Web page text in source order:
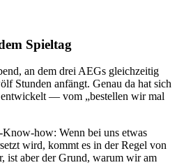
Spieltag
an dem drei AEGs gleichzeitig
Stunden anfängt. Genau da hat sich
— vom „bestellen wir mal
how: Wenn bei uns etwas
wird, kommt es in der Regel von
ist aber der Grund, warum wir am